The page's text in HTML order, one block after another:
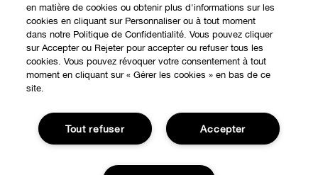
EXPÉRIENCE EN LIGNE
Offres Spéciales
Programme de Fidélité
Points de Vente
Notre Philosophie
en matière de cookies ou obtenir plus d'informations sur les
cookies en cliquant sur Personnaliser ou à tout moment
dans notre Politique de Confidentialité. Vous pouvez cliquer
sur Accepter ou Rejeter pour accepter ou refuser tous les
cookies. Vous pouvez révoquer votre consentement à tout
moment en cliquant sur « Gérer les cookies » en bas de ce
site.
Accepter
Tout refuser